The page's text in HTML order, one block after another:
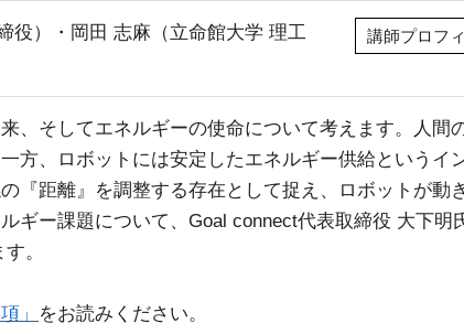
講師プロフ
役）・岡田 志麻（立命館大学 理工
、そしてエネルギーの使命について考えます。人間
方、ロボットには安定したエネルギー供給というイ
『距離』を調整する存在として捉え、ロボットが動
ギー課題について、Goal connect代表取締役 大下明
。
」 をお読みください。